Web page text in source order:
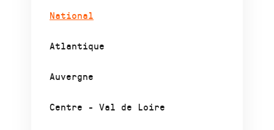
National
Atlantique
Auvergne
Centre - Val de Loire